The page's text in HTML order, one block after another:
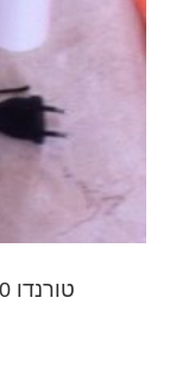
טורנדו REEF STAR FISH MINI 150